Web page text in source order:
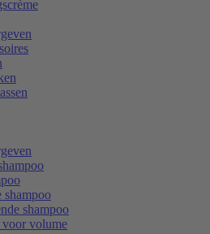
shampoo
shampoo
voor volume